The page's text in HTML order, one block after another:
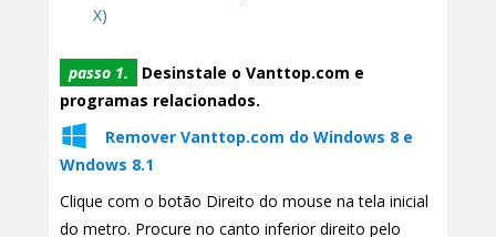
X)
passo 1.
Desinstale o Vanttop.com e
programas relacionados.
Remover Vanttop.com do Windows 8 e
Wndows 8.1
Clique com o botão Direito do mouse na tela inicial
do metro. Procure no canto inferior direito pelo